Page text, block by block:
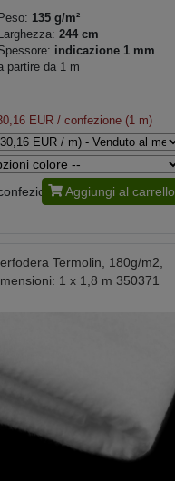
Peso: 135 g/m²
Larghezza: 244 cm
indicazione 1 mm
partire da 1 m
EUR / confezione (1 m)
Aggiungi al carrello
Termolin, 180g/m2,
1 x 1,8 m 350371